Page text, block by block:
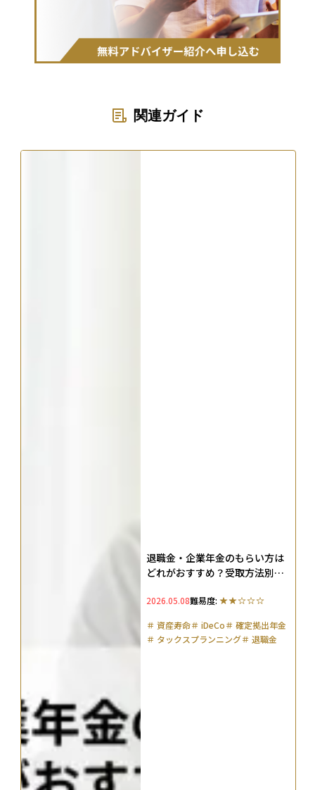
関連ガイド
退職金・企業年金のもらい方は
どれがおすすめ？受取方法別の
いためのコツを解説
2026.05.08難易度:
＃ 資産寿命＃ iDeCo＃ 確定拠出年金
＃ タックスプランニング＃ 退職金